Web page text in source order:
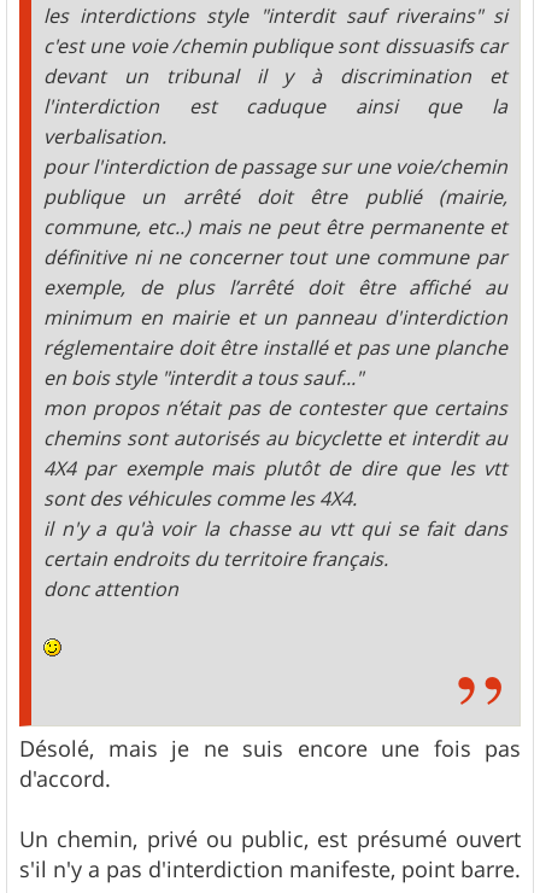
les interdictions style "interdit sauf riverains" si
c'est une voie /chemin publique sont dissuasifs car
devant un tribunal il y à discrimination et
l'interdiction est caduque ainsi que la
verbalisation.
pour l'interdiction de passage sur une voie/chemin
publique un arrêté doit être publié (mairie,
commune, etc..) mais ne peut être permanente et
définitive ni ne concerner tout une commune par
exemple, de plus l’arrêté doit être affiché au
minimum en mairie et un panneau d'interdiction
réglementaire doit être installé et pas une planche
en bois style "interdit a tous sauf..."
mon propos n’était pas de contester que certains
chemins sont autorisés au bicyclette et interdit au
4X4 par exemple mais plutôt de dire que les vtt
sont des véhicules comme les 4X4.
il n'y a qu'à voir la chasse au vtt qui se fait dans
certain endroits du territoire français.
donc attention
Désolé, mais je ne suis encore une fois pas
d'accord.
Un chemin, privé ou public, est présumé ouvert
s'il n'y a pas d'interdiction manifeste, point barre.